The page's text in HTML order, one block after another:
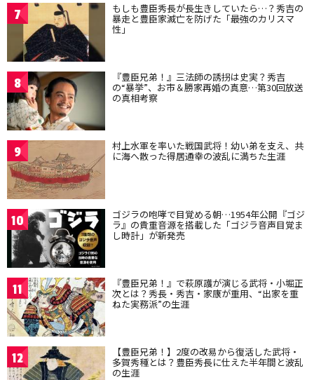
7 もしも豊臣秀長が長生きしていたら…？秀吉の
暴走と豊臣家滅亡を防げた「最強のカリスマ
性」
8 『豊臣兄弟！』三法師の誘拐は史実？秀吉
の“暴挙”、お市＆勝家再婚の真意…第30回放送
の真相考察
9 村上水軍を率いた戦国武将！幼い弟を支え、共
に海へ散った得居通幸の波乱に満ちた生涯
10 ゴジラの咆哮で目覚める朝…1954年公開『ゴジ
ラ』の貴重音源を搭載した「ゴジラ音声目覚ま
し時計」が新発売
11 『豊臣兄弟！』で萩原護が演じる武将・小堀正
次とは？秀長・秀吉・家康が重用、“出家を重
ねた実務派”の生涯
12 【豊臣兄弟！】2度の改易から復活した武将・
多賀秀種とは？豊臣秀長に仕えた半年間と波乱
の生涯